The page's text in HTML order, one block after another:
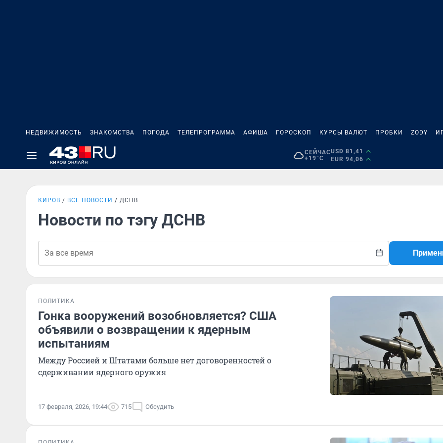
НЕДВИЖИМОСТЬ ЗНАКОМСТВА ПОГОДА ТЕЛЕПРОГРАММА АФИША ГОРОСКОП КУРСЫ ВАЛЮТ ПРОБКИ ZODY
СЕЙЧАС
+19°C
USD 81,41
EUR 94,06
КИРОВ ВСЕ НОВОСТИ ДСНВ
Новости по тэгу ДСНВ
ПОЛИТИКА
Гонка вооружений возобновляется? США
объявили о возвращении к ядерным
испытаниям
Между Россией и Штатами больше нет договоренностей о
сдерживании ядерного оружия
17 февраля, 2026, 19:44 715 Обсудить